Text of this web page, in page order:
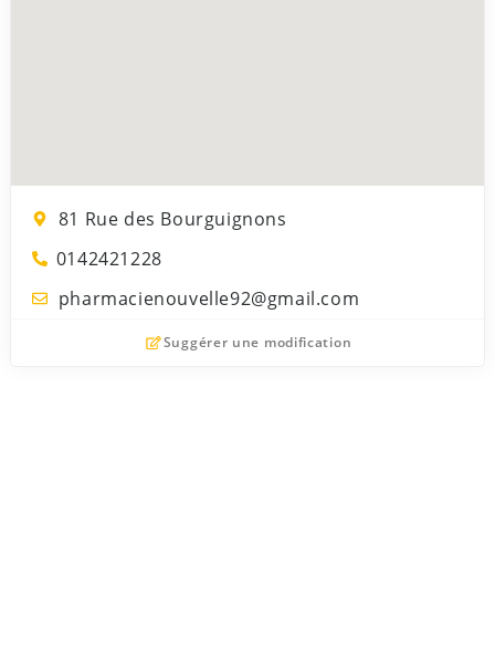
81 Rue des Bourguignons
0142421228
pharmacienouvelle92@gmail.com
Suggérer une modification